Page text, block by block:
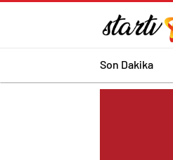
Son Dakika